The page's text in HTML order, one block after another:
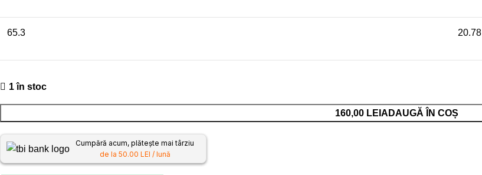
65.3 20.78
1 în stoc
160,00 LEI ADAUGĂ ÎN COȘ
Cumpără acum, plătește mai târziu
de la 50.00 LEI / lună